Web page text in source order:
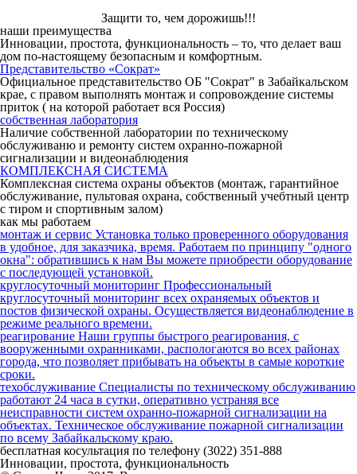
Защити то, чем дорожишь!!!
наши преимущества
Инновации, простота, функциональность – то, что делает ваш
дом по-настоящему безопасным и комфортным.
Представительство «Сократ»
Официальное представительство ОБ "Сократ" в Забайкальском
крае, с правом выполнять монтаж и сопровождение системы
приток ( на которой работает вся Россия)
собственная лаборатория
Наличие собственной лаборатории по техническому
обслуживаню и ремонту систем охранно-пожарной
сигнализации и видеонаблюдения
КОМПЛЕКСНАЯ СИСТЕМА
Комплексная система охраны объектов (монтаж, гарантийное
обслуживание, пультовая охрана, собственный учебтный центр
с тиром и спортивным залом)
как мы работаем
монтаж и сервис Установка только проверенного оборудования
в удобное, для заказчика, время. Работаем по принципу "одного
окна": обратившись к нам Вы можете приобрести оборудование
с последующей установкой.
круглосуточный мониторинг Профессиональный
круглосуточный мониторинг всех охраняемых объектов и
постов физической охраны. Осуществляется видеонаблюдение в
режиме реального времени.
реагирование Наши группы быстрого реагирования, с
вооруженными охранниками, распологаются во всех районах
города, что позволяет прибывать на объекты в самые короткие
сроки.
техобслуживание Специалисты по техническому обслуживанию
работают 24 часа в сутки, оперативно устраняя все
неисправности систем охранно-пожарной сигнализации на
объектах. Техническое обслуживание пожарной сигнализации
по всему Забайкальскому краю.
бесплатная косультация по телефону (3022) 351-888
Инновации, простота, функциональность